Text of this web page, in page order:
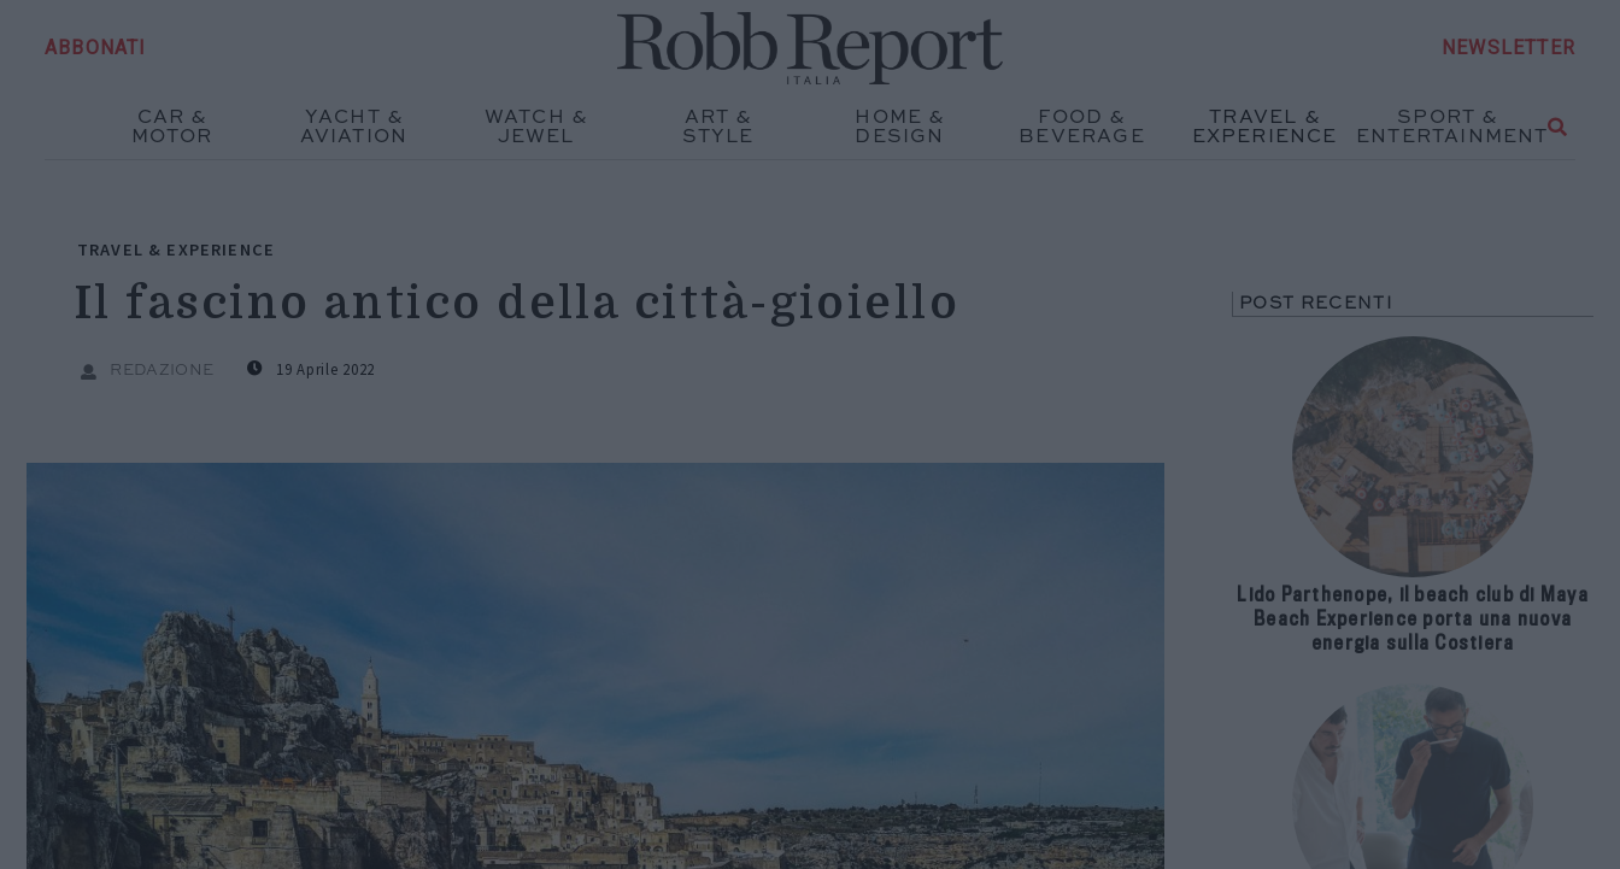
ABBONATI NEWSLETTER
CAR &
MOTOR
YACHT &
AVIATION
WATCH &
JEWEL
ART &
STYLE
HOME &
DESIGN
FOOD &
BEVERAGE
TRAVEL &
EXPERIENCE
SPORT &
ENTERTAINMENT
TRAVEL & EXPERIENCE
Il fascino antico della città-gioiello
REDAZIONE 19 Aprile 2022
POST RECENTI
Lido Parthenope, il beach club di Maya
Beach Experience porta una nuova
energia sulla Costiera